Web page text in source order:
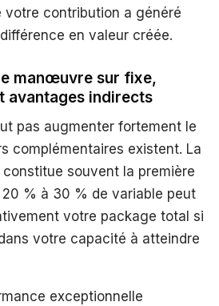
contribution a généré
en valeur créée.
manœuvre sur fixe,
avantages indirects
pas augmenter fortement le
complémentaires existent. La
constitue souvent la première
% à 30 % de variable peut
votre package total si
votre capacité à atteindre
exceptionnelle